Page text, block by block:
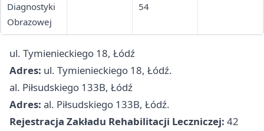
Diagnostyki
Obrazowej
54
ul. Tymienieckiego 18, Łódź
Adres: ul. Tymienieckiego 18, Łódź.
al. Piłsudskiego 133B, Łódź
Adres: al. Piłsudskiego 133B, Łódź.
Rejestracja Zakładu Rehabilitacji Leczniczej: 42